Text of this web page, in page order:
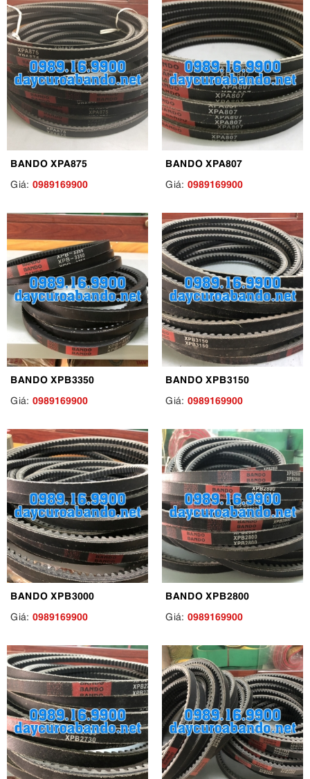
BANDO XPA875
Giá: 0989169900
BANDO XPA807
Giá: 0989169900
BANDO XPB3350
Giá: 0989169900
BANDO XPB3150
Giá: 0989169900
BANDO XPB3000
Giá: 0989169900
BANDO XPB2800
Giá: 0989169900